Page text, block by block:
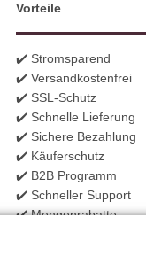
Vorteile
✔️ Stromsparend
✔️ Versandkostenfrei
✔️ SSL-Schutz
✔️ Schnelle Lieferung
✔️ Sichere Bezahlung
✔️ Käuferschutz
✔️ B2B Programm
✔️ Schneller Support
✔️ Mengenrabatte